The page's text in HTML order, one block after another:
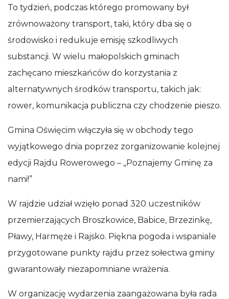
To tydzień, podczas którego promowany był
zrównoważony transport, taki, który dba się o
środowisko i redukuje emisję szkodliwych
substancji. W wielu małopolskich gminach
zachęcano mieszkańców do korzystania z
alternatywnych środków transportu, takich jak:
rower, komunikacja publiczna czy chodzenie pieszo.
Gmina Oświęcim włączyła się w obchody tego
wyjątkowego dnia poprzez zorganizowanie kolejnej
edycji Rajdu Rowerowego – „Poznajemy Gminę za
nami!”
W rajdzie udział wzięło ponad 320 uczestników
przemierzających Broszkowice, Babice, Brzezinkę,
Pławy, Harmęże i Rajsko. Piękna pogoda i wspaniale
przygotowane punkty rajdu przez sołectwa gminy
gwarantowały niezapomniane wrażenia.
W organizację wydarzenia zaangażowana była rada